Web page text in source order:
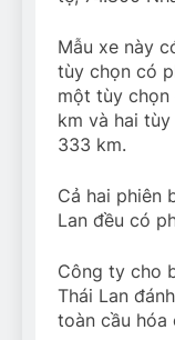
Mẫu xe này
tùy chọn có
một tùy chọn
km và hai
333 km.
Cả hai phiên
Lan đều có
Công ty cho
Thái Lan
toàn cầu hóa